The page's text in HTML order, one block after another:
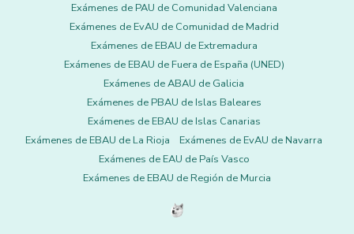
Exámenes de PAU de Comunidad Valenciana
Exámenes de EvAU de Comunidad de Madrid
Exámenes de EBAU de Extremadura
Exámenes de EBAU de Fuera de España (UNED)
Exámenes de ABAU de Galicia
Exámenes de PBAU de Islas Baleares
Exámenes de EBAU de Islas Canarias
Exámenes de EBAU de La Rioja
Exámenes de EvAU de Navarra
Exámenes de EAU de País Vasco
Exámenes de EBAU de Región de Murcia